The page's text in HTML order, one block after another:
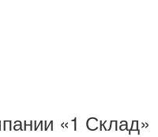
«1 Склад»